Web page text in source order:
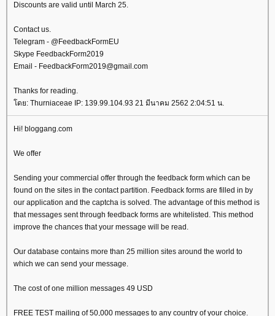
Discounts are valid until March 25.
Contact us.
Telegram - @FeedbackFormEU
Skype FeedbackForm2019
Email - FeedbackForm2019@gmail.com
Thanks for reading.
ดย: Thurniaceae IP: 139.99.104.93 21 มีนาคม 2562 2:04:51 น.
Hi! bloggang.com
We offer
Sending your commercial offer through the feedback form which can be
found on the sites in the contact partition. Feedback forms are filled in by
our application and the captcha is solved. The advantage of this method is
that messages sent through feedback forms are whitelisted. This method
improve the chances that your message will be read.
Our database contains more than 25 million sites around the world to
which we can send your message.
The cost of one million messages 49 USD
FREE TEST mailing of 50,000 messages to any country of your choice.